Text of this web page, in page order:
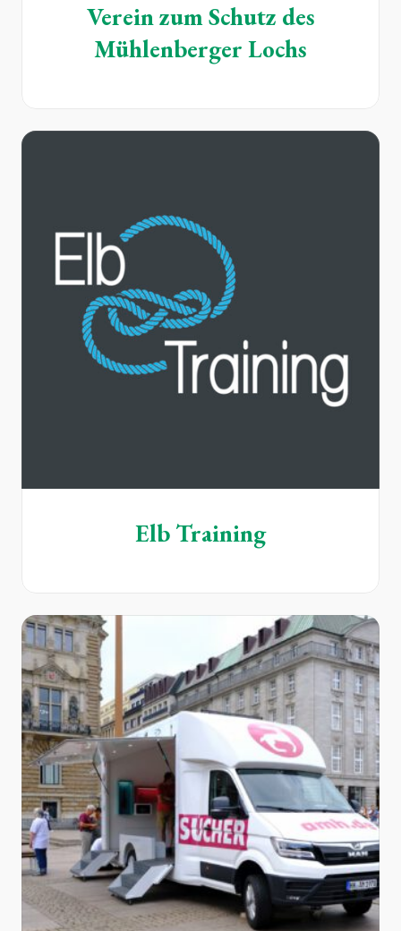
Verein zum Schutz des
Mühlenberger Lochs
Elb Training